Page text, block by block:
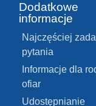
Dodatkowe
informacje
Najczęściej
pytania
Informacje dla
ofiar
Udostępnianie